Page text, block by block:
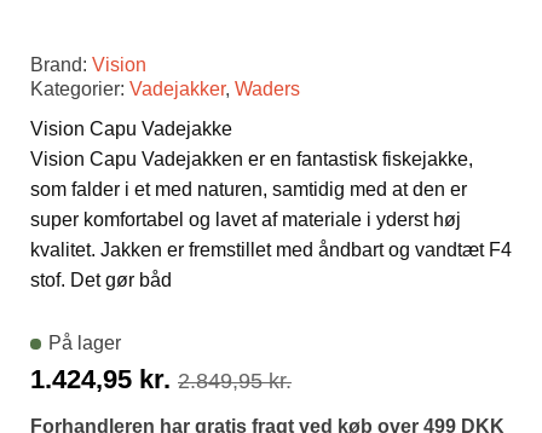
Brand: Vision
Kategorier: Vadejakker, Waders
Vision Capu Vadejakke
Vision Capu Vadejakken er en fantastisk fiskejakke,
som falder i et med naturen, samtidig med at den er
super komfortabel og lavet af materiale i yderst høj
kvalitet. Jakken er fremstillet med åndbart og vandtæt F4
stof. Det gør båd
2.849,95kr.
1.424,95 kr.
På lager
Forhandleren har gratis fragt ved køb over 499 DKK